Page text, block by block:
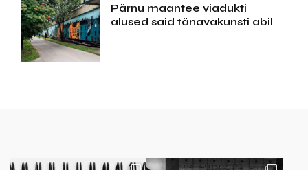
Pärnu maantee viadukti
alused said tänavakunsti abil